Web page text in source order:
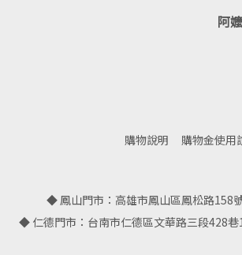
阿
購物說明 購物金使用
◆ 鳳山門市：高雄市鳳山區鳳松路158
◆ 仁德門市：台南市仁德區文華路三段428